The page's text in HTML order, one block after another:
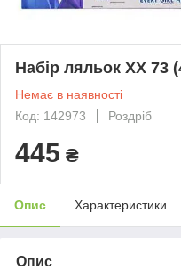
Набір ляльок XX 73
Немає в наявності
Код: 142973
Роздріб
445 ₴
Опис Характеристики
Опис